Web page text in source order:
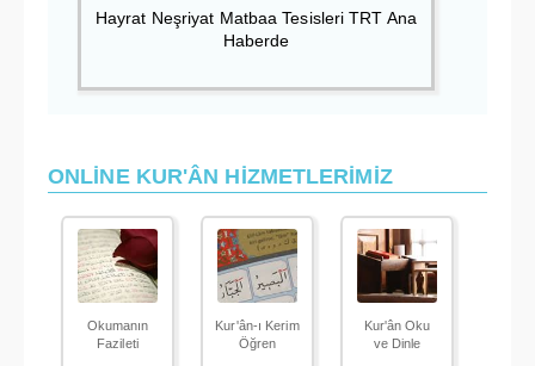
Hayrat Neşriyat Matbaa Tesisleri TRT Ana
Haberde
ONLİNE KUR'ÂN HİZMETLERİMİZ
Okumanın
Fazileti
Kur'ân-ı Kerim
Öğren
Kur'ân Oku
ve Dinle